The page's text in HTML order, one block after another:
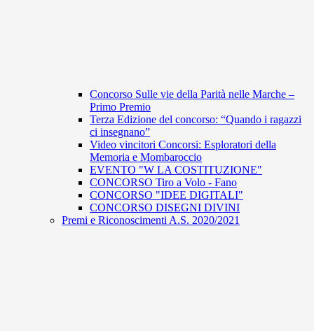
Concorso Sulle vie della Parità nelle Marche –
Primo Premio
Terza Edizione del concorso: “Quando i ragazzi
ci insegnano”
Video vincitori Concorsi: Esploratori della
Memoria e Mombaroccio
EVENTO "W LA COSTITUZIONE"
CONCORSO Tiro a Volo - Fano
CONCORSO "IDEE DIGITALI"
CONCORSO DISEGNI DIVINI
Premi e Riconoscimenti A.S. 2020/2021